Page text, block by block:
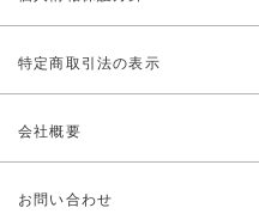
特定商取引法の表示
会社概要
お問い合わせ